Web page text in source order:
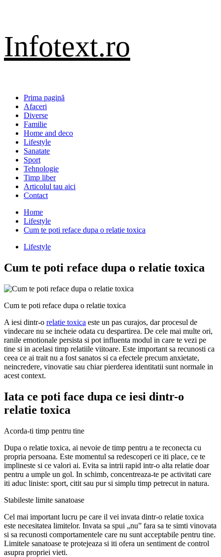
Infotext.ro
Primary
Menu
Prima pagină
Afaceri
Diverse
Familie
Home and deco
Lifestyle
Sanatate
Sport
Tehnologie
Timp liber
Articolul tau aici
Contact
Home
Lifestyle
Cum te poti reface dupa o relatie toxica
Lifestyle
Cum te poti reface dupa o relatie toxica
Cum te poti reface dupa o relatie toxica
A iesi dintr-o relatie toxica este un pas curajos, dar procesul de
vindecare nu se incheie odata cu despartirea. De cele mai multe ori,
ranile emotionale persista si pot influenta modul in care te vezi pe
tine si in acelasi timp relatiile viitoare. Este important sa recunosti ca
ceea ce ai trait nu a fost sanatos si ca efectele precum anxietate,
neincredere, vinovatie sau chiar pierderea identitatii sunt normale in
acest context.
Iata ce poti face dupa ce iesi dintr-o
relatie toxica
Acorda-ti timp pentru tine
Dupa o relatie toxica, ai nevoie de timp pentru a te reconecta cu
propria persoana. Este momentul sa redescoperi ce iti place, ce te
implineste si ce valori ai. Evita sa intrii rapid intr-o alta relatie doar
pentru a umple un gol. In schimb, concentreaza-te pe activitati care
iti aduc liniste: sport, citit sau pur si simplu timp petrecut in natura.
Stabileste limite sanatoase
Cel mai important lucru pe care il vei invata dintr-o relatie toxica
este necesitatea limitelor. Invata sa spui „nu” fara sa te simti vinovata
si sa recunosti comportamentele care nu sunt acceptabile pentru tine.
Limitele sanatoase te protejeaza si iti ofera un sentiment de control
asupra propriei vieti.